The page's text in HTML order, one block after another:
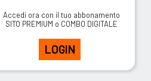
Accedi ora con il tuo abbonamento
SITO PREMIUM o COMBO DIGITALE
LOGIN